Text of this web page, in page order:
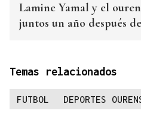
Lamine Yamal y el
juntos un año después
Temas relacionados
FUTBOL DEPORTES